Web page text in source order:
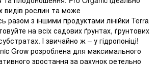
видів рослин та може
разом з іншими продуктами лінійки Terra
на всіх садових ґрунтах, ґрунтових
І звичайно ж – у гідропоніці!
Grow розроблена для максимального
зростання за рахунок ретельно